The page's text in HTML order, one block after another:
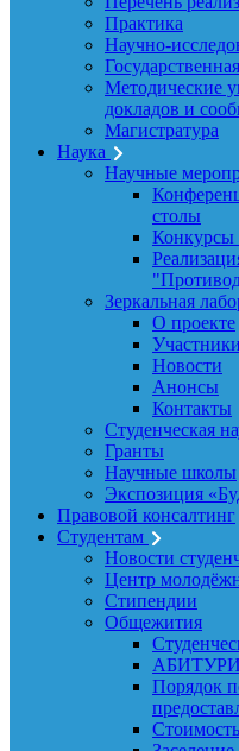
Практика
Научно-
Методические
докладов и
Магистратура
Наука
Научные
столы
Конкурсы
Зеркальная
О проекте
Новости
Анонсы
Контакты
Студенческая
Гранты
Научные школы
Экспозиция
Правовой консалтинг
Студентам
Новости
Центр
Стипендии
Общежития
Порядок